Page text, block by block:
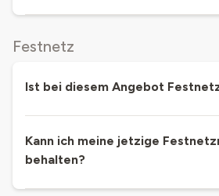
Festnetz
Ist bei diesem Angebot
Kann ich meine jetzige
behalten?